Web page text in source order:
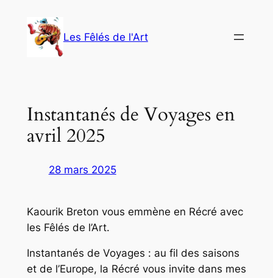
contenu
Les Fêlés de l'Art
Instantanés de Voyages en
avril 2025
28 mars 2025
Kaourik Breton vous emmène en Récré avec
les Fêlés de l’Art.
Instantanés de Voyages : au fil des saisons
et de l’Europe, la Récré vous invite dans mes